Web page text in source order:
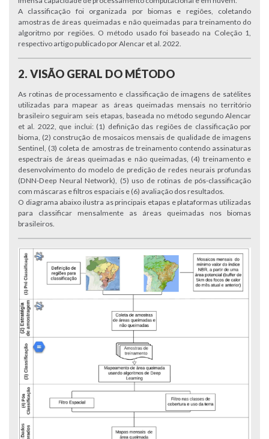
A classificação foi organizada por biomas e regiões, coletando
amostras de áreas queimadas e não queimadas para treinamento do
algoritmo por regiões. O método usado foi baseado na Coleção 1,
respectivo artigo publicado por Alencar et al. 2022.
2. VISÃO GERAL DO MÉTODO
As rotinas de processamento e classificação de imagens de satélites
utilizadas para mapear as áreas queimadas mensais no território
brasileiro seguiram seis etapas, baseada no método segundo Alencar
et al. 2022, que inclui: (1) definição das regiões de classificação por
bioma, (2) construção de mosaicos mensais de qualidade de imagens
Sentinel, (3) coleta de amostras de treinamento contendo assinaturas
espectrais de áreas queimadas e não queimadas, (4) treinamento e
desenvolvimento do modelo de predição de redes neurais profundas
(DNN-Deep Neural Network), (5) uso de rotinas de pós-classificação
com máscaras e filtros espaciais e (6) avaliação dos resultados.
O diagrama abaixo ilustra as principais etapas e plataformas utilizadas
para classificar mensalmente as áreas queimadas nos biomas
brasileiros.